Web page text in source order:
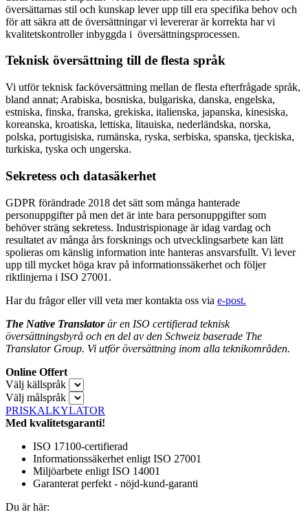
översättarnas stil och kunskap lever upp till era specifika behov och
för att säkra att de översättningar vi levererar är korrekta har vi
kvalitetskontroller inbyggda i översättningsprocessen.
Teknisk översättning till de flesta språk
Vi utför teknisk facköversättning mellan de flesta efterfrågade språk,
bland annat; Arabiska, bosniska, bulgariska, danska, engelska,
estniska, finska, franska, grekiska, italienska, japanska, kinesiska,
koreanska, kroatiska, lettiska, litauiska, nederländska, norska,
polska, portugisiska, rumänska, ryska, serbiska, spanska, tjeckiska,
turkiska, tyska och ungerska.
Sekretess och datasäkerhet
GDPR förändrade 2018 det sätt som många hanterade
personuppgifter på men det är inte bara personuppgifter som
behöver sträng sekretess. Industrispionage är idag vardag och
resultatet av många års forsknings och utvecklingsarbete kan lätt
spolieras om känslig information inte hanteras ansvarsfullt. Vi lever
upp till mycket höga krav på informationssäkerhet och följer
riktlinjerna i ISO 27001.
Har du frågor eller vill veta mer kontakta oss via e-post.
The Native Translatorär en ISO certifierad teknisk
översättningsbyrå och en del av den Schweiz baserade The
Translator Group. Vi utför översättning inom alla teknikområden.
Online Offert
Välj källspråk
Välj målspråk
PRISKALKYLATOR
Med kvalitetsgaranti!
ISO 17100-certifierad
Informationssäkerhet enligt ISO 27001
Miljöarbete enligt ISO 14001
Garanterat perfekt - nöjd-kund-garanti
Du är här: